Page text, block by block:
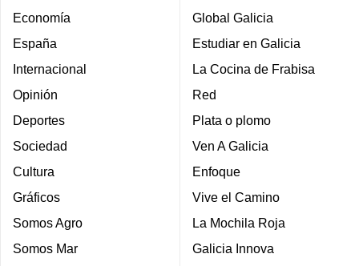
Economía
España
Internacional
Opinión
Deportes
Sociedad
Cultura
Gráficos
Somos Agro
Somos Mar
Global Galicia
Estudiar en Galicia
La Cocina de Frabisa
Red
Plata o plomo
Ven A Galicia
Enfoque
Vive el Camino
La Mochila Roja
Galicia Innova